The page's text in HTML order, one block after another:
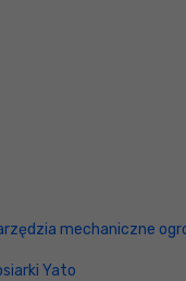
mechaniczne
Yato